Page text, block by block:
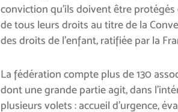
conviction qu’ils doivent être
de tous leurs droits au titre de la
des droits de l’enfant, ratifiée par la
La fédération compte plus de 130
dont une grande partie agit, dans
plusieurs volets : accueil d’urgence,